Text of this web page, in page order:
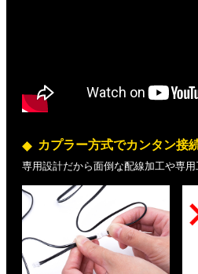
カプラー方式でカンタン接
専用設計だから面倒な配線加工や専